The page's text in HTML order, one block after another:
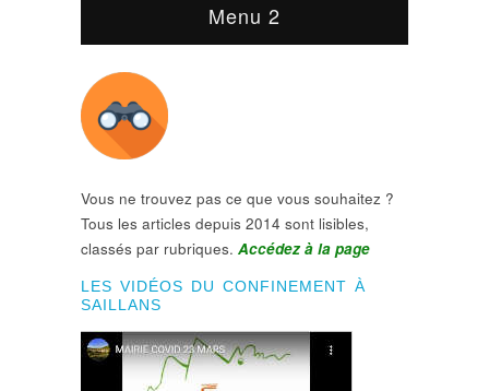
Menu 2
Vous ne trouvez pas ce que vous souhaitez ?
Tous les articles depuis 2014 sont lisibles,
classés par rubriques. Accédez à la page
LES VIDÉOS DU CONFINEMENT À
SAILLANS